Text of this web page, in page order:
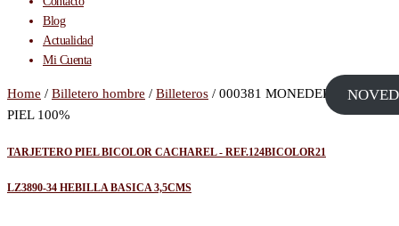
Blog
Actualidad
Mi Cuenta
Home / Billetero hombre / Billeteros / 000381 MONEDERO MINI-
PIEL 100%
TARJETERO PIEL BICOLOR CACHAREL - REF.124BICOLOR21
LZ3890-34 HEBILLA BASICA 3,5CMS